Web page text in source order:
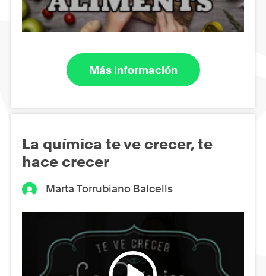
Más información
La química te ve crecer, te
hace crecer
Marta Torrubiano Balcells